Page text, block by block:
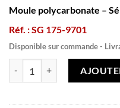
Moule polycarbonate –
Réf. : SG 175-9701
Disponible sur commande -